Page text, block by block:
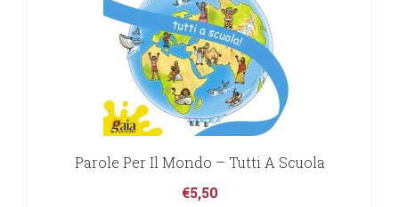
Parole Per Il Mondo – Tutti A Scuola
€5,50